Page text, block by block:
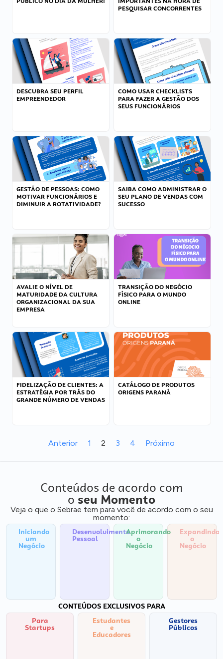
PESQUISAR CONCORRENTES
DESCUBRA SEU PERFIL
EMPREENDEDOR
COMO USAR CHECKLISTS
PARA FAZER A GESTÃO DOS
SEUS FUNCIONÁRIOS
GESTÃO DE PESSOAS: COMO
MOTIVAR FUNCIONÁRIOS E
DIMINUIR A ROTATIVIDADE?
SAIBA COMO ADMINISTRAR O
SEU PLANO DE VENDAS COM
SUCESSO
AVALIE O NÍVEL DE
MATURIDADE DA CULTURA
ORGANIZACIONAL DA SUA
EMPRESA
TRANSIÇÃO DO NEGÓCIO
FÍSICO PARA O MUNDO
ONLINE
FIDELIZAÇÃO DE CLIENTES: A
ESTRATÉGIA POR TRÁS DO
GRANDE NÚMERO DE VENDAS
CATÁLOGO DE PRODUTOS
ORIGENS PARANÁ
Anterior 1 2 3 4 Próximo
Conteúdos de acordo com
o seu Momento
Veja o que o Sebrae tem para você de acordo com o seu
momento:
Iniciando
um
Negócio
Desenvolvimento
Pessoal
Aprimorando
o
Negócio
Expandindo
o
Negócio
CONTEÚDOS EXCLUSIVOS PARA
Para
Startups
Estudantes
e
Educadores
Gestores
Públicos